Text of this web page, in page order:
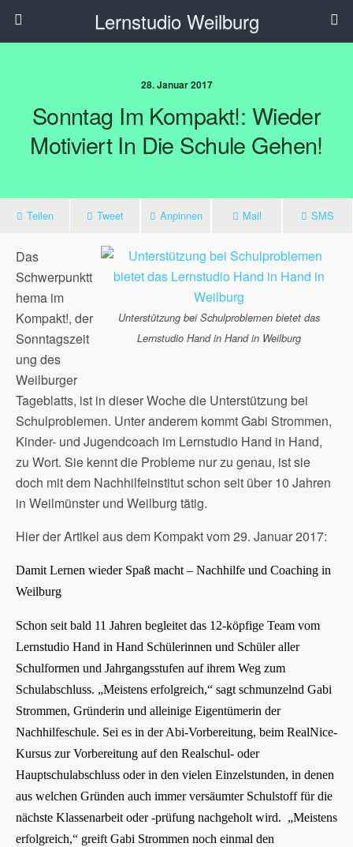
Lernstudio Weilburg
28. Januar 2017
Sonntag Im Kompakt!: Wieder
Motiviert In Die Schule Gehen!
Teilen Tweet Anpinnen Mail SMS
Unterstützung bei Schulproblemen bietet das
Lernstudio Hand in Hand in Weilburg
Das
Schwerpunktt
hema im
Kompakt!, der
Sonntagszeit
ung des
Weilburger
Tageblatts, ist in dieser Woche die Unterstützung bei
Schulproblemen. Unter anderem kommt Gabi Strommen,
Kinder- und Jugendcoach im Lernstudio Hand in Hand,
zu Wort. Sie kennt die Probleme nur zu genau, ist sie
doch mit dem Nachhilfeinstitut schon seit über 10 Jahren
in Weilmünster und Weilburg tätig.
Hier der Artikel aus dem Kompakt vom 29. Januar 2017:
Damit Lernen wieder Spaß macht – Nachhilfe und Coaching in
Weilburg
Schon seit bald 11 Jahren begleitet das 12-köpfige Team vom
Lernstudio Hand in Hand Schülerinnen und Schüler aller
Schulformen und Jahrgangsstufen auf ihrem Weg zum
Schulabschluss. „Meistens erfolgreich,“ sagt schmunzelnd Gabi
Strommen, Gründerin und alleinige Eigentümerin der
Nachhilfeschule. Sei es in der Abi-Vorbereitung, beim RealNice-
Kursus zur Vorbereitung auf den Realschul- oder
Hauptschulabschluss oder in den vielen Einzelstunden, in denen
aus welchen Gründen auch immer versäumter Schulstoff für die
nächste Klassenarbeit oder -prüfung nachgeholt wird. „Meistens
erfolgreich,“ greift Gabi Strommen noch einmal den